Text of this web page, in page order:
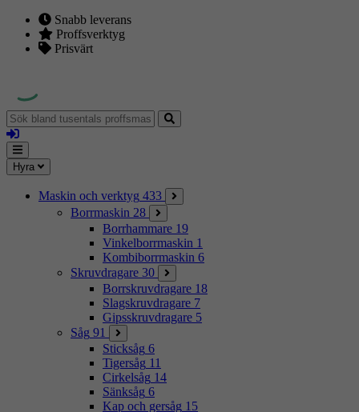
Snabb leverans
Proffsverktyg
Prisvärt
Sök
bland
tusentals
proffsmaskiner
Logga
in
Mina
sidor
Meny
Hyra
Maskin och verktyg 433
Borrmaskin 28
Borrhammare 19
Vinkelborrmaskin 1
Kombiborrmaskin 6
Skruvdragare 30
Borrskruvdragare 18
Slagskruvdragare 7
Gipsskruvdragare 5
Såg 91
Sticksåg 6
Tigersåg 11
Cirkelsåg 14
Sänksåg 6
Kap och gersåg 15